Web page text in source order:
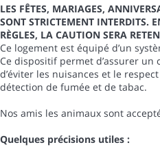
LES FÊTES, MARIAGES,
SONT STRICTEMENT INTERDITS.
RÈGLES, LA CAUTION SERA
Ce logement est équipé d’un
Ce dispositif permet d’assurer
d’éviter les nuisances et le
détection de fumée et de tabac.
Nos amis les animaux sont
Quelques précisions utiles :